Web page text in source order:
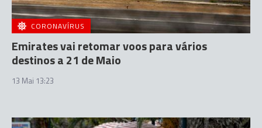
CORONAVÍRUS
Emirates vai retomar voos para vários
destinos a 21 de Maio
13 Mai 13:23